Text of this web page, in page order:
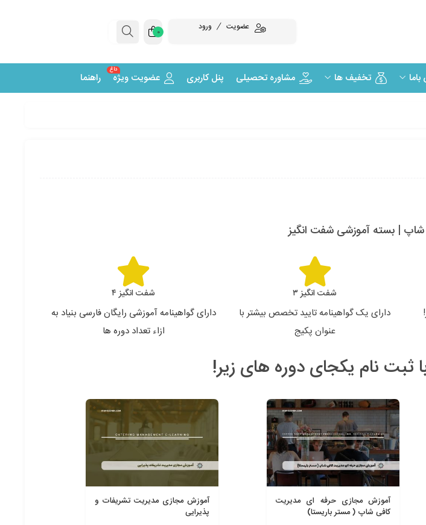
عضویت ورود 0
تخفیف ها مشاوره تحصیلی پنل کاربری عضویت ویژه
داغ
راهنما
| بسته آموزشی شفت انگیز
شفت انگیز ۳
دارای یک گواهینامه تایید تخصص بیشتر با
عنوان پکیج
شفت انگیز ۴
دارای گواهینامه آموزشی رایگان فارسی بنیاد به
ازاء تعداد دوره ها
آموزش مجازی حرفه ای مدیریت
کافی شاپ ( مستر باریستا)
آموزش مجازی مدیریت تشریفات و
پذیرایی